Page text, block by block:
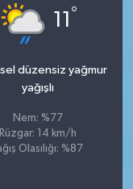
11 °
düzensiz yağmur
yağışlı
Nem: %77
Rüzgar: 14 km/h
Olasılığı: %87